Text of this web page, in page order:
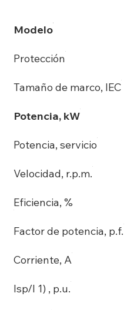
Modelo
Protección
Tamaño de marco, IEC
Potencia, kW
Potencia, servicio
Velocidad, r.p.m.
Eficiencia, %
Factor de potencia, p.f.
Corriente, A
Isp/I 1) , p.u.